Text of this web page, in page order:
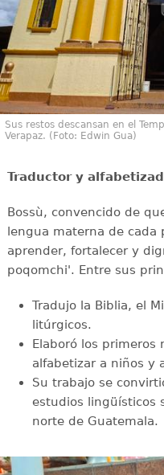
Sus restos descansan en el
Verapaz. (Foto: Edwin Gua)
Traductor y
Bossù, convencido de
lengua materna de cada
aprender, fortalecer y
poqomchi'. Entre sus
Tradujo la Biblia, el
litúrgicos.
Elaboró los primeros
alfabetizar a niños y
Su trabajo se
estudios lingüísticos
norte de Guatemala.